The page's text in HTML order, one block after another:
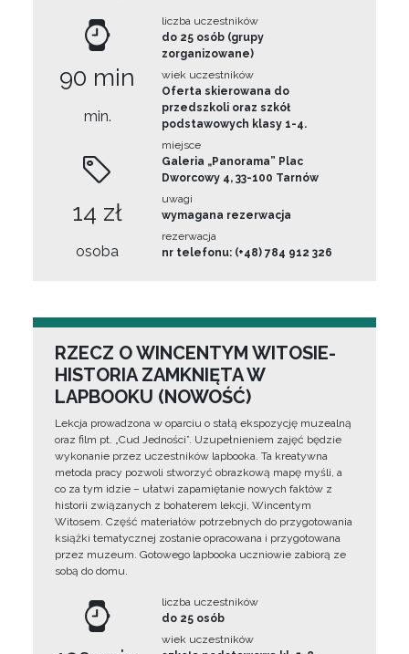
90 min
min.
14 zł
osoba
liczba uczestników
do 25 osób (grupy
zorganizowane)
wiek uczestników
Oferta skierowana do
przedszkoli oraz szkół
podstawowych klasy 1-4.
miejsce
Galeria „Panorama” Plac
Dworcowy 4, 33-100 Tarnów
uwagi
wymagana rezerwacja
rezerwacja
nr telefonu: (+48) 784 912 326
RZECZ O WINCENTYM WITOSIE-
HISTORIA ZAMKNIĘTA W
LAPBOOKU (NOWOŚĆ)
Lekcja prowadzona w oparciu o stałą ekspozycję muzealną
oraz film pt. „Cud Jedności”. Uzupełnieniem zajęć będzie
wykonanie przez uczestników lapbooka. Ta kreatywna
metoda pracy pozwoli stworzyć obrazkową mapę myśli, a
co za tym idzie – ułatwi zapamiętanie nowych faktów z
historii związanych z bohaterem lekcji, Wincentym
Witosem. Część materiałów potrzebnych do przygotowania
książki tematycznej zostanie opracowana i przygotowana
przez muzeum. Gotowego lapbooka uczniowie zabiorą ze
sobą do domu.
liczba uczestników
do 25 osób
wiek uczestników